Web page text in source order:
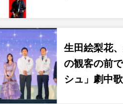
生田絵梨花
の観客の前
シュ」劇中